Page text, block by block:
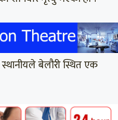
बेलौरी स्थित एक